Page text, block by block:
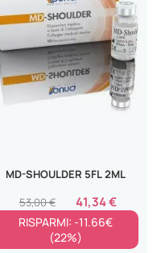
MD-SHOULDER 5FL 2ML
41,34 €
53,00 €
RISPARMI: -11.66€
(22%)